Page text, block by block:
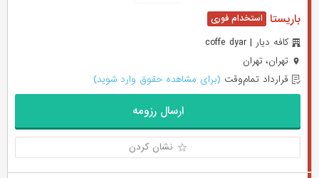
باریستا
کافه دیار | coffe dyar
تهران، تهران
قرارداد تمام‌وقت (برای مشاهده حقوق وارد شوید)
ارسال رزومه
نشان کردن